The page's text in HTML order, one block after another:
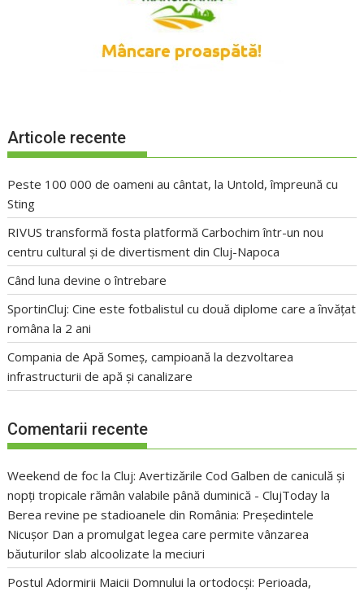
Articole recente
Peste 100 000 de oameni au cântat, la Untold, împreună cu
Sting
RIVUS transformă fosta platformă Carbochim într-un nou
centru cultural și de divertisment din Cluj-Napoca
Când luna devine o întrebare
SportinCluj: Cine este fotbalistul cu două diplome care a învățat
româna la 2 ani
Compania de Apă Someș, campioană la dezvoltarea
infrastructurii de apă și canalizare
Comentarii recente
Weekend de foc la Cluj: Avertizările Cod Galben de caniculă și
nopți tropicale rămân valabile până duminică - ClujToday la
Berea revine pe stadioanele din România: Președintele
Nicușor Dan a promulgat legea care permite vânzarea
băuturilor slab alcoolizate la meciuri
Postul Adormirii Maicii Domnului la ortodocși: Perioada,